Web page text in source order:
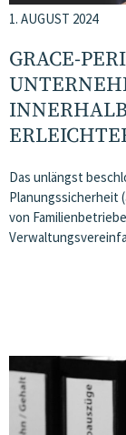
1. AUGUST 2024
GRACE-
Das unlängst
Planungssicherheit
von